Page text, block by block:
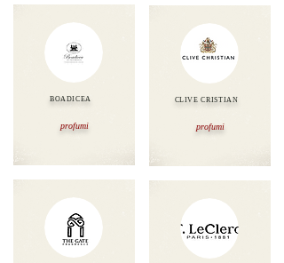
BOADICEA
profumi
CLIVE CRISTIAN
profumi